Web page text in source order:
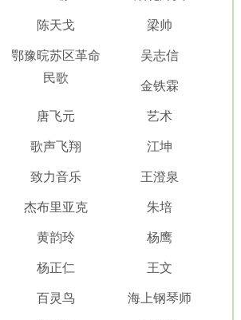
陈天戈 梁帅
鄂豫晥苏区革命
民歌
吴志信
金铁霖
唐飞元 艺术
歌声飞翔 江坤
致力音乐 王澄泉
杰布里亚克 朱培
黄韵玲 杨鹰
杨正仁 王文
百灵鸟 海上钢琴师